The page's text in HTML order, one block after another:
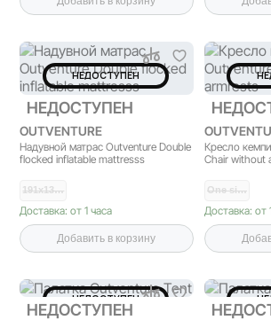
НЕДОСТУПЕН
НЕДОСТУПЕН
OUTVENTURE
Надувной матрас Outventure Double
flocked inflatable mattresss
191x13…
Доставка: от 1 часа
Добавить в корзину
Кресло
Chair without
One si…
Доставка: от
НЕДОСТУПЕН
НЕДОСТУПЕН